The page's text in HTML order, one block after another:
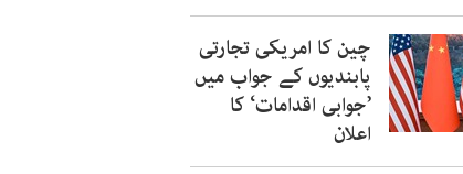
چین کا امریکی تجارتی
پابندیوں کے جواب میں
’جوابی اقدامات‘ کا
اعلان